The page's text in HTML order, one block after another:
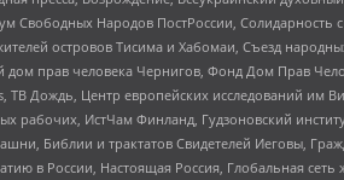
Народов ПостРоссии, Солидарность
островов Тисима и Хабомаи, Съезд
прав человека Чернигов, Фонд Дом Прав
Дождь, Центр европейских исследований им
ИстЧам Финланд, Гудзоновский
Библии и трактатов Свидетелей Иеговы,
в России, Настоящая Россия, Глобальная сеть